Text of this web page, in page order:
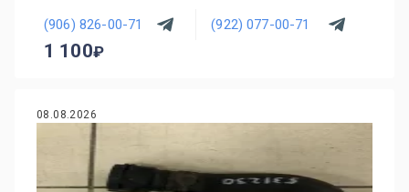
(906) 826-00-71 (922) 077-00-71
1 100
08.08.2026